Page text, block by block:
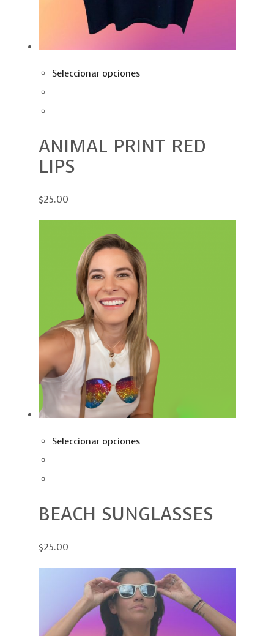
Seleccionar opciones
ANIMAL PRINT RED
LIPS
$25.00
Seleccionar opciones
BEACH SUNGLASSES
$25.00